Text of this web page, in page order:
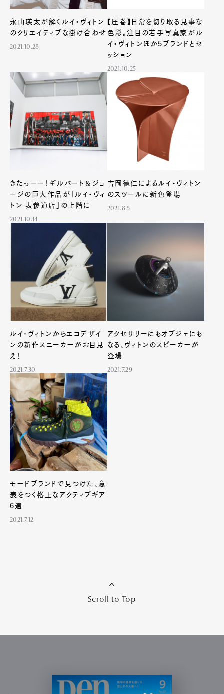
永山瑛太が解くルイ・ヴィトン
のクリエイティブな掛け合わせ
2021.10.28
【圧巻】日常を切り取る見事な
色彩。注目の若手写真家がル
イ・ヴィトンほか5ブランドとセ
ッション
2021.10.25
きたっーー！ギルバート＆ジョ
ージの巨大作品が「ルイ・ヴィ
トン 表参道店」の上階に
2021.10.14
吉岡徳仁によるルイ・ヴィトン
のスツールに新色登場
2021.8.5
ルイ･ヴィトンからエコデザイ
ンの新作スニーカーがお目見
え！
2021.7.30
アクセサリーにもオブジェにも
なる、ヴィトンのスピーカーが
登場
2021.7.29
モードブランドで見つけた、意
表をつく格上なアクティブギア
6選
2021.7.12
Scroll to Top